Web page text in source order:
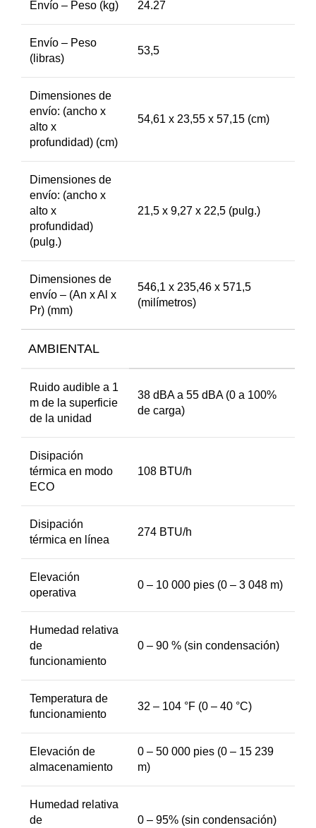
Envío – Peso (kg) 24.27
Envío – Peso
(libras)
53,5
Dimensiones de
envío: (ancho x
alto x
profundidad) (cm)
54,61 x 23,55 x 57,15 (cm)
Dimensiones de
envío: (ancho x
alto x
profundidad)
(pulg.)
21,5 x 9,27 x 22,5 (pulg.)
Dimensiones de
envío – (An x Al x
Pr) (mm)
546,1 x 235,46 x 571,5
(milímetros)
AMBIENTAL
Ruido audible a 1
m de la superficie
de la unidad
38 dBA a 55 dBA (0 a 100%
de carga)
Disipación
térmica en modo
ECO
108 BTU/h
Disipación
térmica en línea
274 BTU/h
Elevación
operativa
0 – 10 000 pies (0 – 3 048 m)
Humedad relativa
de
funcionamiento
0 – 90 % (sin condensación)
Temperatura de
funcionamiento
32 – 104 °F (0 – 40 °C)
Elevación de
almacenamiento
0 – 50 000 pies (0 – 15 239
m)
Humedad relativa
de
0 – 95% (sin condensación)